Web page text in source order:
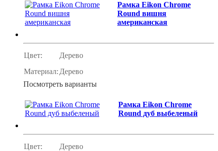
Рамка Eikon Chrome
Round вишня
американская
Цвет:
Дерево
Материал: Дерево
Посмотреть варианты
Рамка Eikon Chrome
Round дуб выбеленый
Цвет:
Дерево